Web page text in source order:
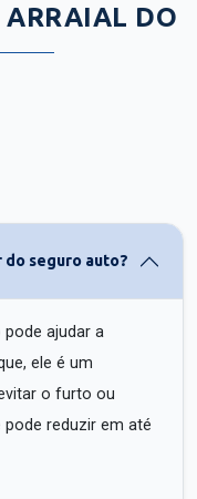
ARRAIAL DO
do seguro auto?
pode ajudar a
ele é um
o furto ou
reduzir em até